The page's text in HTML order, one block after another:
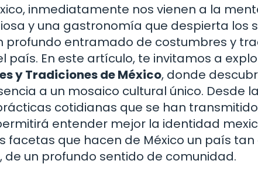
inmediatamente nos vienen a la
y una gastronomía que despierta los
profundo entramado de costumbres y
país. En este artículo, te invitamos a
y Tradiciones de México, donde
a un mosaico cultural único. Desde
cotidianas que se han
entender mejor la identidad
facetas que hacen de México un país tan
de un profundo sentido de comunidad.